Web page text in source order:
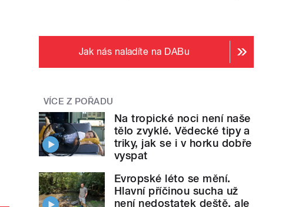
Jak nás naladíte na DABu
VÍCE Z POŘADU
Na tropické noci není naše
tělo zvyklé. Vědecké tipy a
triky, jak se i v horku dobře
vyspat
Evropské léto se mění.
Hlavní příčinou sucha už
není nedostatek deště, ale